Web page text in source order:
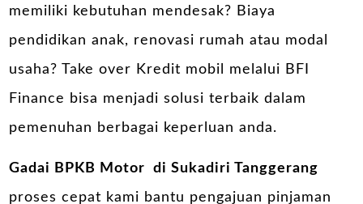
memiliki kebutuhan mendesak? Biaya
pendidikan anak, renovasi rumah atau modal
usaha? Take over Kredit mobil melalui BFI
Finance bisa menjadi solusi terbaik dalam
pemenuhan berbagai keperluan anda.
Gadai BPKB Motor di Sukadiri Tanggerang
proses cepat kami bantu pengajuan pinjaman